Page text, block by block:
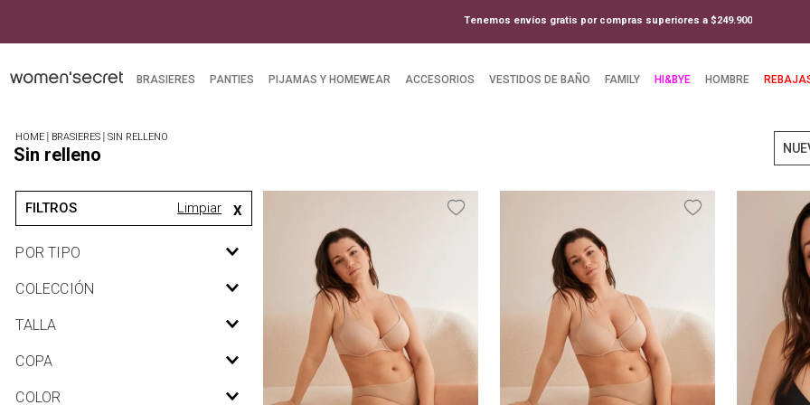
Tenemos envíos gratis por compras superiores a $249.900
BRASIERES PANTIES PIJAMAS Y HOMEWEAR ACCESORIOS VESTIDOS DE BAÑO FAMILY HI&BYE HOMBRE
BRASIERES SIN RELLENO
Sin relleno
BRASIERES
COLECCIÓN
My Essentials
COLOR
COPA
D
POR TIPO
Sin relleno
Reductores
TALLA
34
38